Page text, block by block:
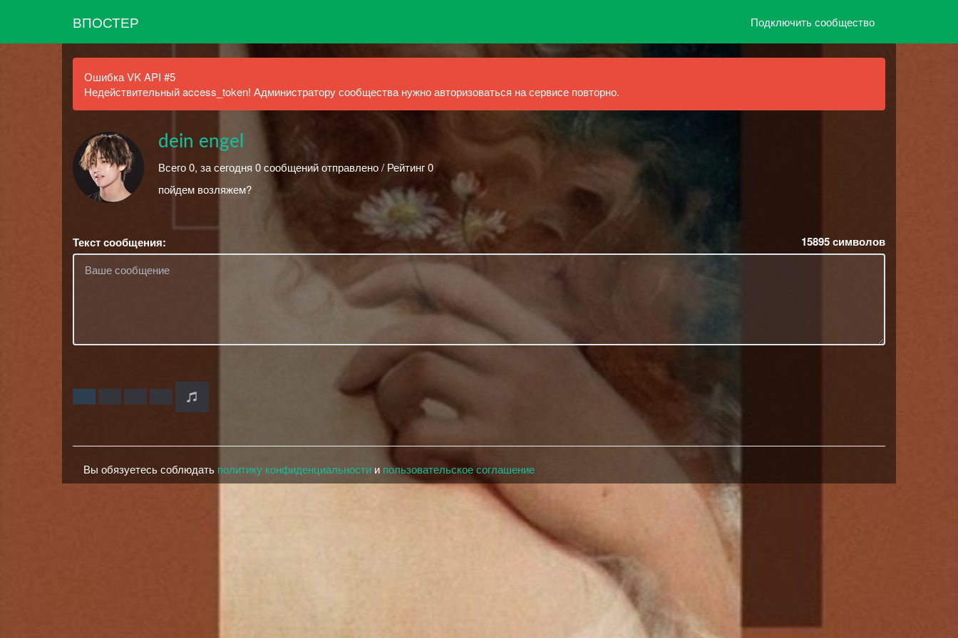
ВПОСТЕР Подключить сообщество
Ошибка VK API #5
Недействительный access_token! Администратору сообщества нужно авторизоваться на сервисе повторно.
dein engel
Всего 0, за сегодня 0 сообщений отправлено / Рейтинг 0
пойдем возляжем?
Текст сообщения: 15895символов
Вы обязуетесь соблюдать политику конфиденциальности и пользовательское соглашение